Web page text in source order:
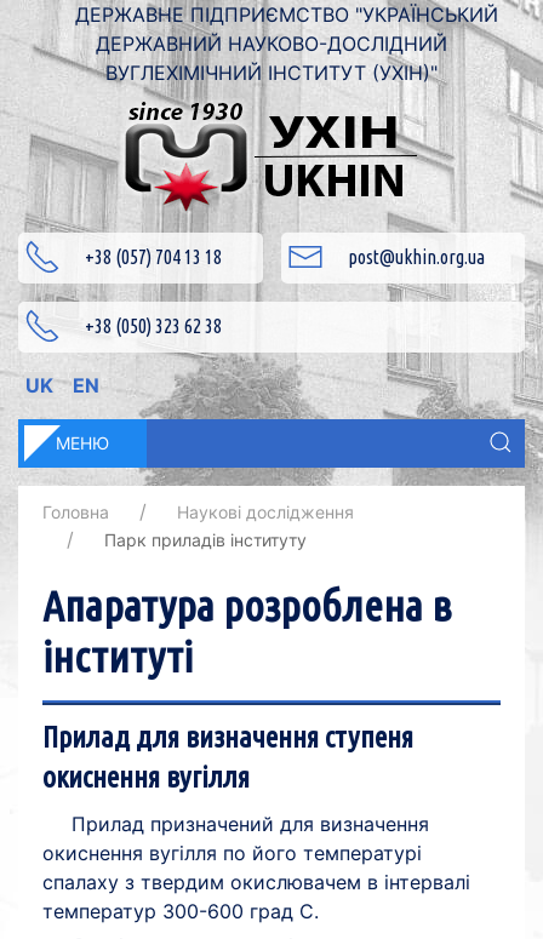
ДЕРЖАВНЕ ПІДПРИЄМСТВО "УКРАЇНСЬКИЙ
ДЕРЖАВНИЙ НАУКОВО-ДОСЛІДНИЙ
ВУГЛЕХІМІЧНИЙ ІНСТИТУТ (УХІН)"
+38 (057) 704 13 18 post@ukhin.org.ua
+38 (050) 323 62 38
UK EN
МЕНЮ
Головна
Наукові дослідження
Парк приладів інституту
Апаратура розроблена в
інституті
Прилад для визначення ступеня
окиснення вугілля
Прилад призначений для визначення
окиснення вугілля по його температурі
спалаху з твердим окислювачем в інтервалі
температур 300-600 град С.